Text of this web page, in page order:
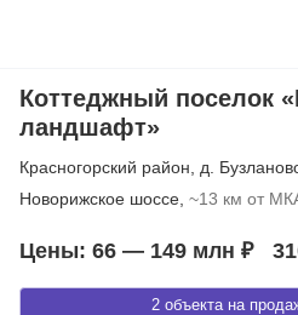
Коттеджный поселок
ландшафт»
Красногорский район
д.
Новорижское шоссе, ~13 км от
2 объекта на
Цены: 66 — 149 млн ₽